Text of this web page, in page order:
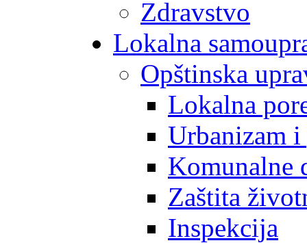
Zdravstvo
Lokalna
Opštinska
Lokalna
Urbanizam
Komunalne
Zaštita
Inspekcija